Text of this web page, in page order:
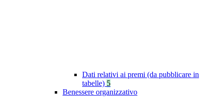
Dati relativi ai premi (da pubblicare in
tabelle) 5
Benessere organizzativo